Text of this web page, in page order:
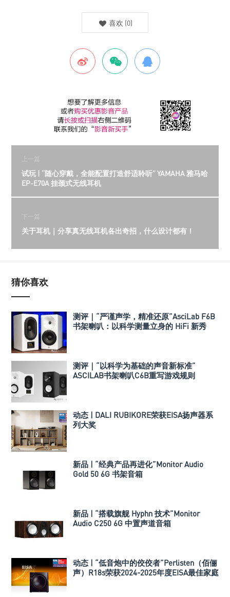
喜欢 (0)
上一篇
试玩 | “随心穿戴，全能配置打造舒适聆听” YAMAHA 雅马哈
EP-E70A 挂颈式无线耳机
下一篇
关于耳机｜分享真无线耳机各出奇招，什么设计都有！
猜你喜欢
测评｜“严谨声学，精准还原”AsciLab F6B
书架喇叭：以科学测量立身的 HiFi 新秀
测评｜“以科学为基础的声音新标准”
ASCILAB书架喇叭C6B重写游戏规则
动态 | DALI RUBIKORE荣获EISA扬声器系
列大奖
新品 | “经典产品再进化”Monitor Audio
Gold 50 6G 书架音箱
新品 | “搭载旗舰 Hyphn 技术”Monitor
Audio C250 6G 中置声道音箱
动态 | “低音炮中的佼佼者”Perlisten（佰俪
声）R18s荣获2024-2025年度EISA最佳家庭